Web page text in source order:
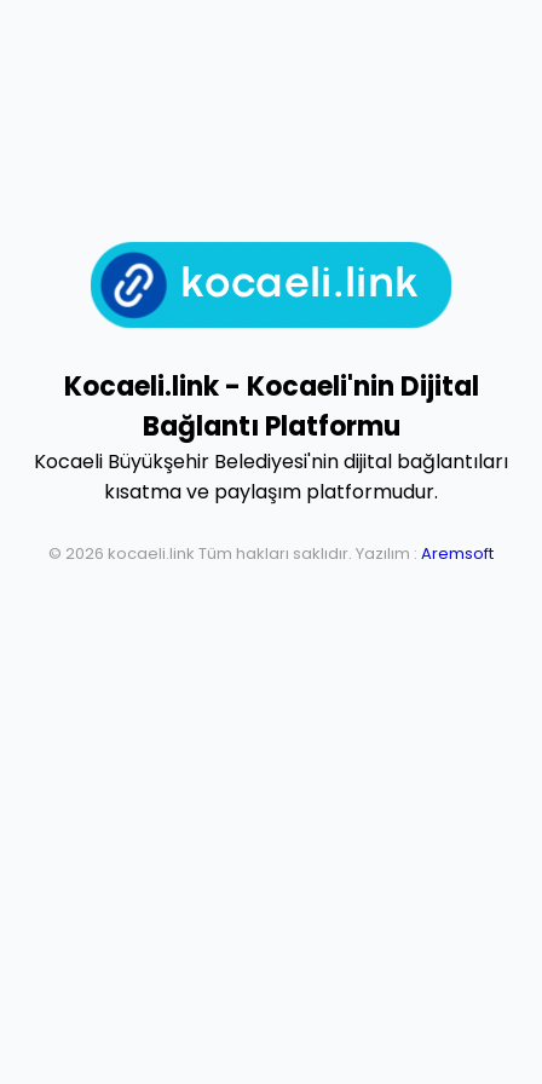
Kocaeli.link - Kocaeli'nin Dijital
Bağlantı Platformu
Kocaeli Büyükşehir Belediyesi'nin dijital bağlantıları
kısatma ve paylaşım platformudur.
© 2026 kocaeli.link Tüm hakları saklıdır. Yazılım : Aremsoft